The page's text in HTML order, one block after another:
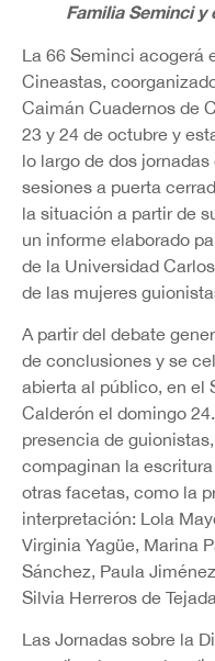
Familia Seminci y
La 66 Seminci acogerá
Cineastas,
Caimán Cuadernos de
23 y 24 de octubre y
lo largo de dos
sesiones a puerta
la situación a partir de
un informe elaborado
de la Universidad
de las mujeres
A partir del debate
de conclusiones y se
abierta al público, en el
Calderón el domingo
presencia de
compaginan la
otras facetas, como la
interpretación: Lola
Virginia Yagüe, Marina
Sánchez, Paula
Silvia Herreros de
Las Jornadas sobre la